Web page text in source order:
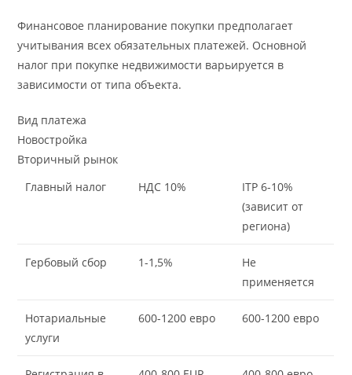
Финансовое планирование покупки предполагает
учитывания всех обязательных платежей. Основной
налог при покупке недвижимости варьируется в
зависимости от типа объекта.
Вид платежа
Новостройка
Вторичный рынок
Главный налог
НДС 10%
ITP 6-10%
(зависит от
региона)
Гербовый сбор 1-1,5%
Не
применяется
Нотариальные
услуги
600-1200 евро 600-1200 евро